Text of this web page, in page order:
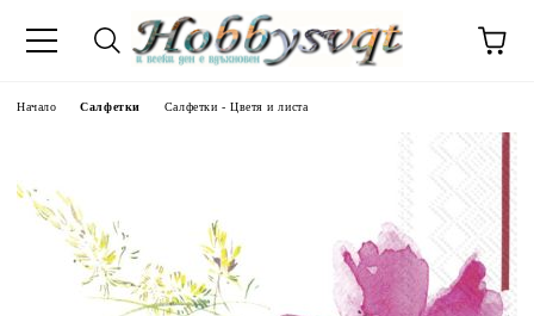
Начало Салфетки Салфетки - Цветя и листа